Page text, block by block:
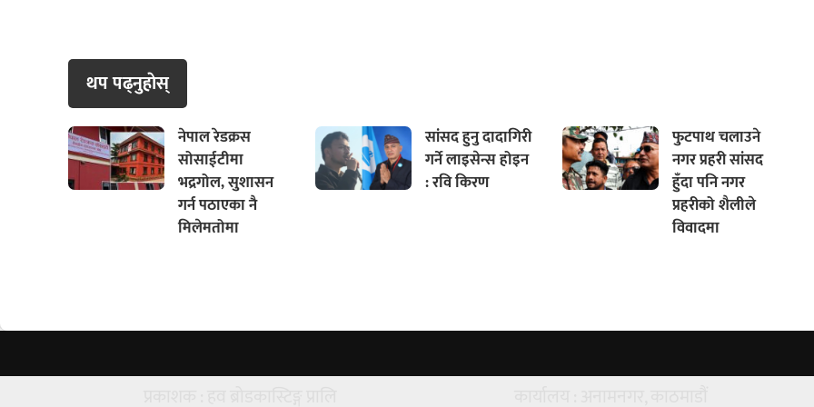
थप पढ्नुहाेस्
नेपाल रेडक्रस
सोसाईटीमा
भद्रगोल, सुशासन
गर्न पठाएका नै
मिलेमतोमा
सांसद हुनु दादागिरी
गर्ने लाइसेन्स होइन
: रवि किरण
फुटपाथ चलाउने
नगर प्रहरी सांसद
हुँदा पनि नगर
प्रहरीको शैलीले
विवादमा